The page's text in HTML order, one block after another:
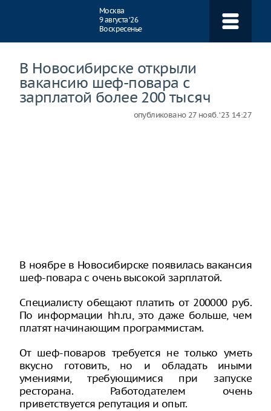
Москва
9 августа ‘26
Воскресенье
В Новосибирске открыли
вакансию шеф-повара с
зарплатой более 200 тысяч
опубликовано 27 нояб. ‘23 14:27
В ноябре в Новосибирске появилась вакансия
шеф-повара с очень высокой зарплатой.
Специалисту обещают платить от 200000 руб.
По информации hh.ru, это даже больше, чем
платят начинающим программистам.
От шеф-поваров требуется не только уметь
вкусно готовить, но и обладать иными
умениями, требующимися при запуске
ресторана. Работодателем очень
приветствуется репутация и опыт.